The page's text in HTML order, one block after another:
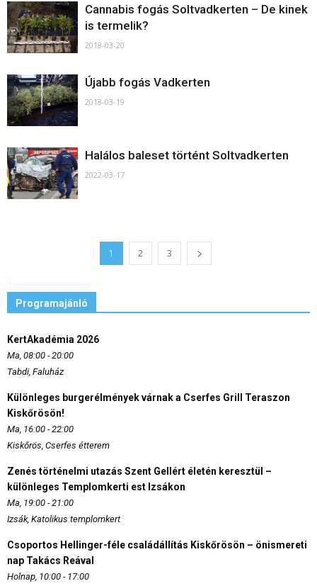
Cannabis fogás Soltvadkerten – De kinek
is termelik?
2018-03-20
Újabb fogás Vadkerten
2018-03-19
Halálos baleset történt Soltvadkerten
2022-03-17
1 2 3
Programajánló
KertAkadémia 2026
Ma, 08:00 - 20:00
Tabdi, Faluház
Különleges burgerélmények várnak a Cserfes Grill Teraszon
Kiskőrösön!
Ma, 16:00 - 22:00
Kiskőrös, Cserfes étterem
Zenés történelmi utazás Szent Gellért életén keresztül –
különleges Templomkerti est Izsákon
Ma, 19:00 - 21:00
Izsák, Katolikus templomkert
Csoportos Hellinger-féle családállítás Kiskőrösön – önismereti
nap Takács Reával
Holnap, 10:00 - 17:00